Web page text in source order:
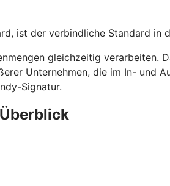
ist der verbindliche Standard
gleichzeitig
Unternehmen, die im In- und
Signatur.